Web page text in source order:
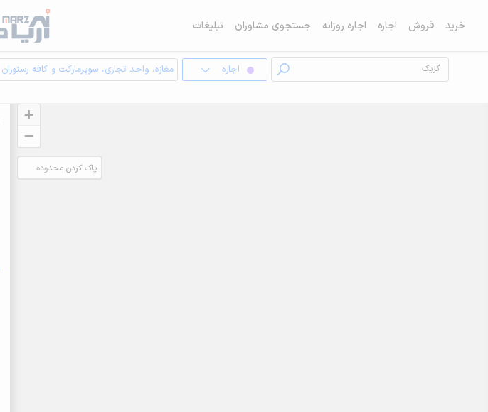
خرید فروش اجاره اجاره روزانه جستجوی مشاوران تبلیغات
اجاره مغازه، واحد تجاری، سوپرمارکت و کافه رستوران
+
−
پاک کردن محدوده